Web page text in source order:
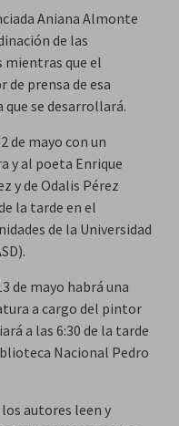
Aniana Almonte
de las
mientras que el
prensa de esa
se desarrollará.
de mayo con un
y al poeta Enrique
y de Odalis Pérez
la tarde en el
de la Universidad
de mayo habrá una
a cargo del pintor
a las 6:30 de la tarde
Nacional Pedro
autores leen y